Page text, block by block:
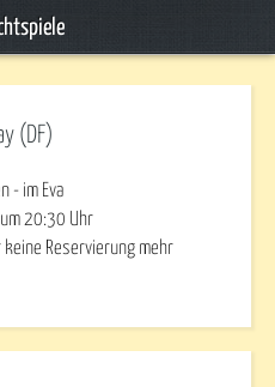
(DF)
- im Eva
um 20:30 Uhr
Reservierung mehr